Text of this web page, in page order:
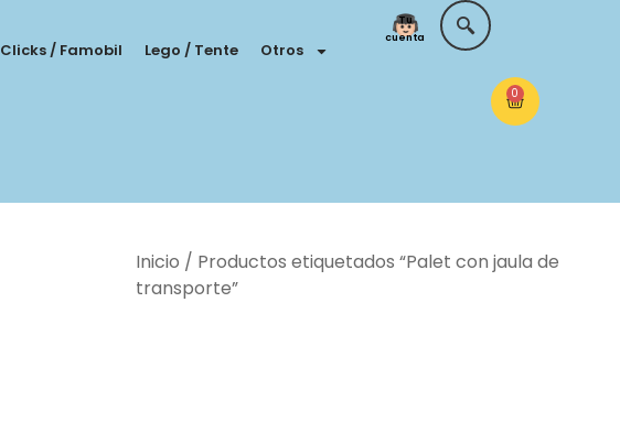
Clicks / Famobil Lego / Tente Otros
Tu
cuenta
0
Inicio / Productos etiquetados “Palet con jaula de
transporte”